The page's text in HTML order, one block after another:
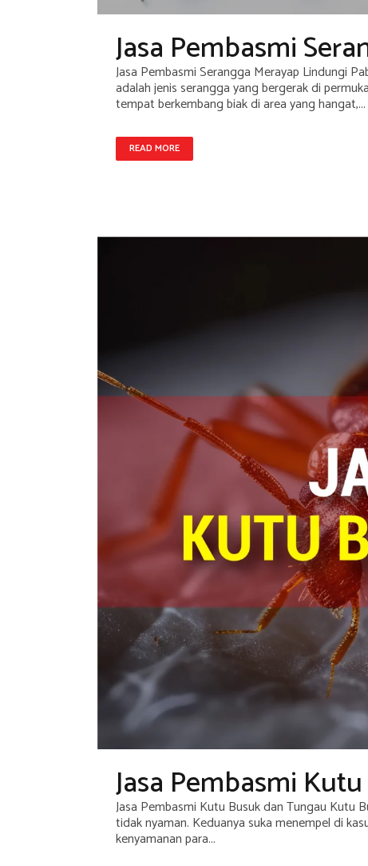
Jasa Pembasmi
Jasa Pembasmi Serangga Merayap Lindungi
adalah jenis serangga yang bergerak di
tempat berkembang biak di area yang hangat,...
READ MORE
Jasa Pembasmi
Jasa Pembasmi Kutu Busuk dan Tungau Kutu
tidak nyaman. Keduanya suka menempel di
kenyamanan para...